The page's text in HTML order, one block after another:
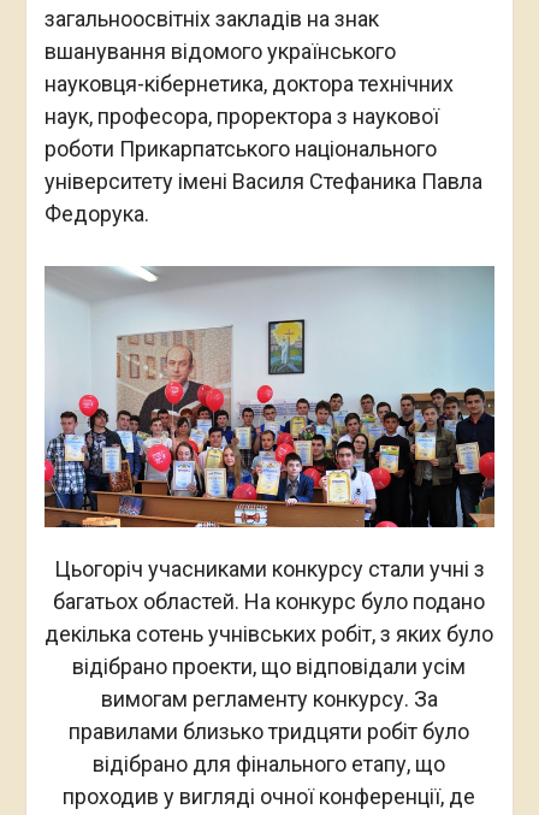
загальноосвітніх закладів на знак
вшанування відомого українського
науковця-кібернетика, доктора технічних
наук, професора, проректора з наукової
роботи Прикарпатського національного
університету імені Василя Стефаника Павла
Федорука.
Цьогоріч учасниками конкурсу стали учні з
багатьох областей. На конкурс було подано
декілька сотень учнівських робіт, з яких було
відібрано проекти, що відповідали усім
вимогам регламенту конкурсу. За
правилами близько тридцяти робіт було
відібрано для фінального етапу, що
проходив у вигляді очної конференції, де